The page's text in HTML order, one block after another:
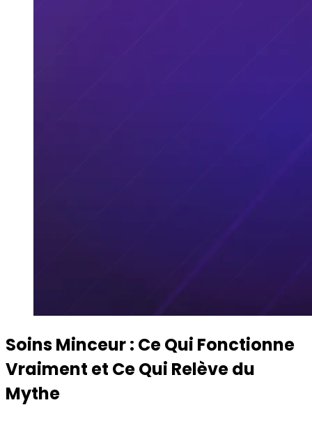
Soins Minceur : Ce Qui Fonctionne
Vraiment et Ce Qui Relève du
Mythe